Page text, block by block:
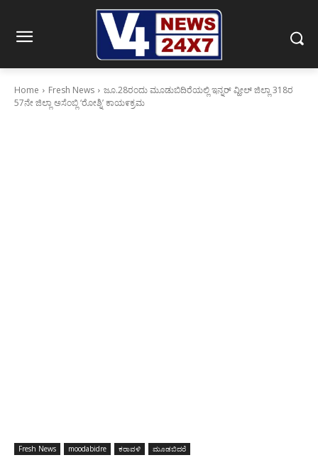
Home Fresh News
ಜೂ.28ರಂದು ಮೂಡುಬಿದಿರೆಯಲ್ಲಿ ಇನ್ನರ್ ವ್ಹೀಲ್ ಜಿಲ್ಲಾ 318ರ
57ನೇ ಜಿಲ್ಲಾ ಅಸೆಂಬ್ಲಿ ‘ರೋಶ್ನಿ’ ಕಾಯ೯ಕ್ರಮ
Fresh News moodabidre ಕರಾವಳಿ ಮೂಡಬಿದರೆ